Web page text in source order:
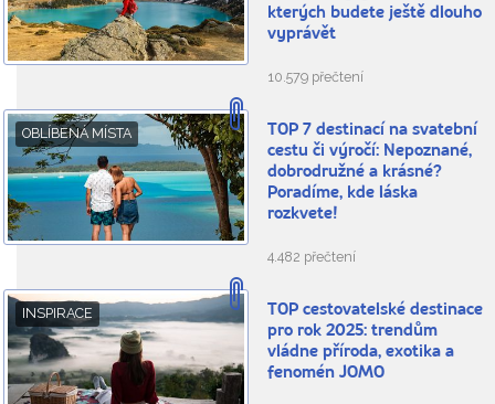
kterých budete ještě dlouho
vyprávět
10.579 přečtení
OBLÍBENÁ MÍSTA
TOP 7 destinací na svatební
cestu či výročí: Nepoznané,
dobrodružné a krásné?
Poradíme, kde láska
rozkvete!
4.482 přečtení
INSPIRACE
TOP cestovatelské destinace
pro rok 2025: trendům
vládne příroda, exotika a
fenomén JOMO